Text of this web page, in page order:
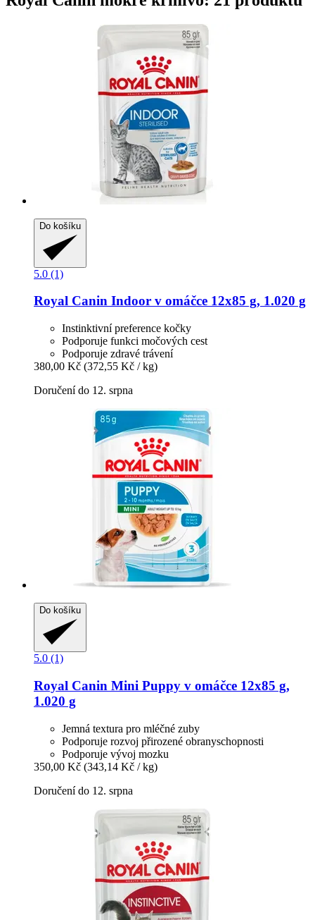
Do košíku
5.0 (1)
Royal Canin Indoor v omáčce 12x85 g, 1.020 g
Instinktivní preference kočky
Podporuje funkci močových cest
Podporuje zdravé trávení
380,00 Kč (372,55 Kč / kg)
Doručení do 12. srpna
Do košíku
5.0 (1)
Royal Canin Mini Puppy v omáčce 12x85 g,
1.020 g
Jemná textura pro mléčné zuby
Podporuje rozvoj přirozené obranyschopnosti
Podporuje vývoj mozku
350,00 Kč (343,14 Kč / kg)
Doručení do 12. srpna